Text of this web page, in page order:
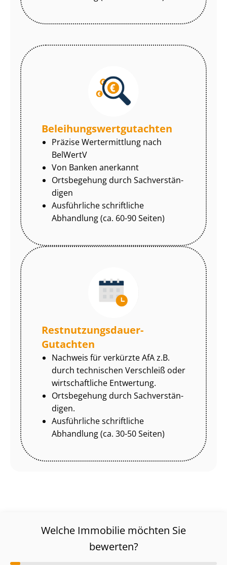
Be­lei­hungs­wert­gut­ach­ten
Präzise Wertermittlung nach
BelWertV
Von Banken anerkannt
Ortsbegehung durch Sach­ver­stän­
di­gen
Ausführliche schriftliche
Abhandlung (ca. 60-90 Seiten)
Rest­nut­zungs­dau­er-
Gutachten
Nachweis für verkürzte AfA z.B.
durch technischen Verschleiß oder
wirtschaftliche Entwertung.
Ortsbegehung durch Sach­ver­stän­
di­gen.
Ausführliche schriftliche
Abhandlung (ca. 30-50 Seiten)
Welche Immobilie möchten Sie
bewerten?